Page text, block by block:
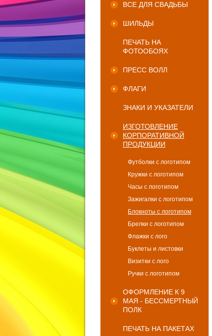
ВСЕ ДЛЯ СВАДЬБЫ
ШИЛЬДЫ
ПЕЧАТЬ НА
ФОТООБОЯХ
ПРЕСС ВОЛЛ
ФЛАГИ
ЗНАКИ И УКАЗАТЕЛИ
ИЗГОТОВЛЕНИЕ
КОРПОРАТИВНОЙ
ПРОДУКЦИИ
Футболки с логотипом
Кружки с логотипом
Часы с логотипом
Зажигалки с логотипом
Блокноты с логотипом
Брелки с логотипом
Флажки с лого
Буклеты и листовки
Визитки с лого
Ручки с логотипом
ОФОРМЛЕНИЕ К 9
МАЯ - БЕССМЕРТНЫЙ
ПОЛК
ПЕЧАТЬ НА ПАКЕТАХ